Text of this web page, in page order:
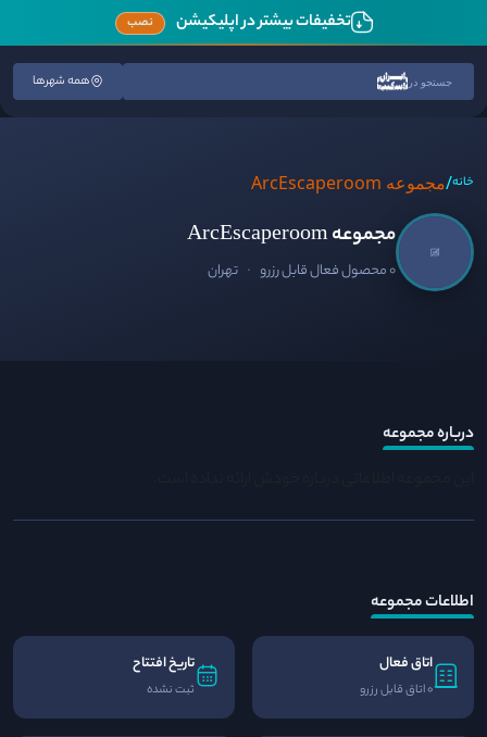
تخفیفات بیشتر در اپلیکیشن نصب
جستجو در همه شهرها
خانه/مجموعه ArcEscaperoom
مجموعه ArcEscaperoom
0 محصول فعال قابل رزرو · تهران
درباره مجموعه
اطلاعات مجموعه
اتاق فعال
0 اتاق قابل رزرو
تاریخ افتتاح
ثبت نشده